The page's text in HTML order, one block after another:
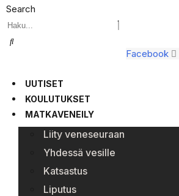
Search
Facebook
UUTISET
KOULUTUKSET
MATKAVENEILY
Liity veneseuraan
Yhdessä vesille
Katsastus
Liputus